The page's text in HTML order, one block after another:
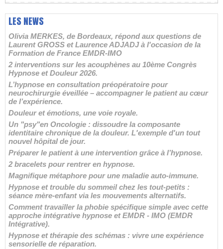
LES NEWS
Olivia MERKES, de Bordeaux, répond aux questions de
Laurent GROSS et Laurence ADJADJ à l'occasion de la
Formation de France EMDR-IMO
2 interventions sur les acouphènes au 10ème Congrès
Hypnose et Douleur 2026.
L’hypnose en consultation préopératoire pour
neurochirurgie éveillée – accompagner le patient au cœur
de l’expérience.
Douleur et émotions, une voie royale.
Un "psy"en Oncologie : dissoudre la composante
identitaire chronique de la douleur. L'exemple d'un tout
nouvel hôpital de jour.
Préparer le patient à une intervention grâce à l’hypnose.
2 bracelets pour rentrer en hypnose.
Magnifique métaphore pour une maladie auto-immune.
Hypnose et trouble du sommeil chez les tout-petits :
séance mère-enfant via les mouvements alternatifs.
Comment travailler la phobie spécifique simple avec cette
approche intégrative hypnose et EMDR - IMO (EMDR
Intégrative).
Hypnose et thérapie des schémas : vivre une expérience
sensorielle de réparation.